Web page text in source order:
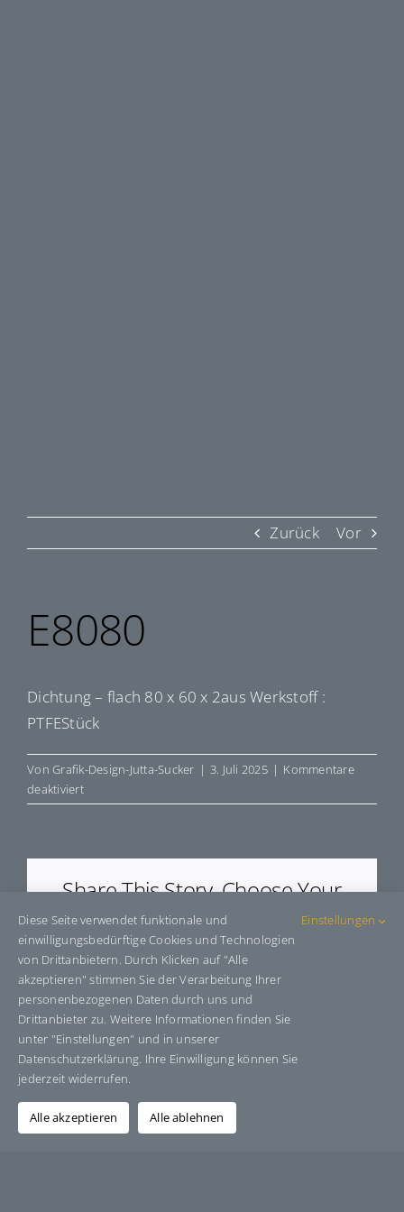
Zurück Vor
E8080
Dichtung – flach 80 x 60 x 2aus Werkstoff :
PTFEStück
VonGrafik-Design-Jutta-Sucker | 3. Juli 2025 | Kommentare
deaktiviertfür
E8080
Share This Story, Choose Your
Platform!
Facebook Bluesky WhatsAppTelegram
E-
Mail
Über den Autor: Grafik-Design-Jutta-Sucker
Diese Seite verwendet funktionale und
einwilligungsbedürftige Cookies und Technologien
von Drittanbietern. Durch Klicken auf "Alle
akzeptieren" stimmen Sie der Verarbeitung Ihrer
personenbezogenen Daten durch uns und
Drittanbieter zu. Weitere Informationen finden Sie
unter "Einstellungen" und in unserer
Datenschutzerklärung. Ihre Einwilligung können Sie
jederzeit widerrufen.
Einstellungen
Alle akzeptieren Alle ablehnen